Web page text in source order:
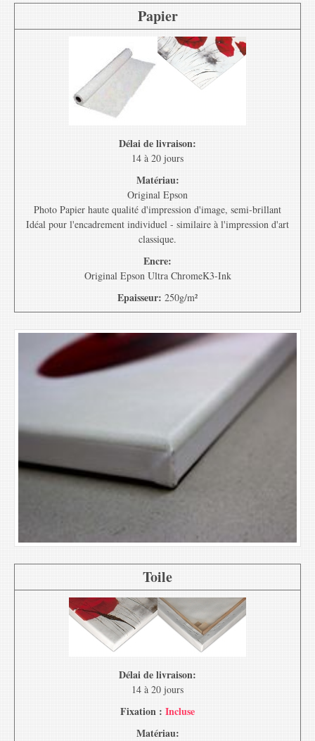
Papier
Délai de livraison:
14 à 20 jours
Matériau:
Original Epson
Photo Papier haute qualité d'impression d'image, semi-brillant
Idéal pour l'encadrement individuel - similaire à l'impression d'art
classique.
Encre:
Original Epson Ultra ChromeK3-Ink
Epaisseur: 250g/m²
Toile
Délai de livraison:
14 à 20 jours
Fixation : Incluse
Matériau: